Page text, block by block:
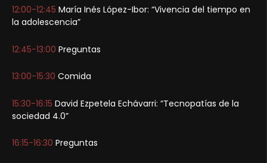
12:00-12:45 María Inés López-Ibor: “Vivencia del tiempo en
la adolescencia”
12:45-13:00 Preguntas
13:00-15:30 Comida
15:30-16:15 David Ezpetela Echávarri: “Tecnopatías de la
sociedad 4.0”
16:15-16:30 Preguntas